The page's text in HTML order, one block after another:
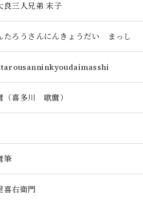
良三人兄弟 末子
たろうさんにんきょうだい まっし
（喜多川 歌麿）
筆
喜右衛門